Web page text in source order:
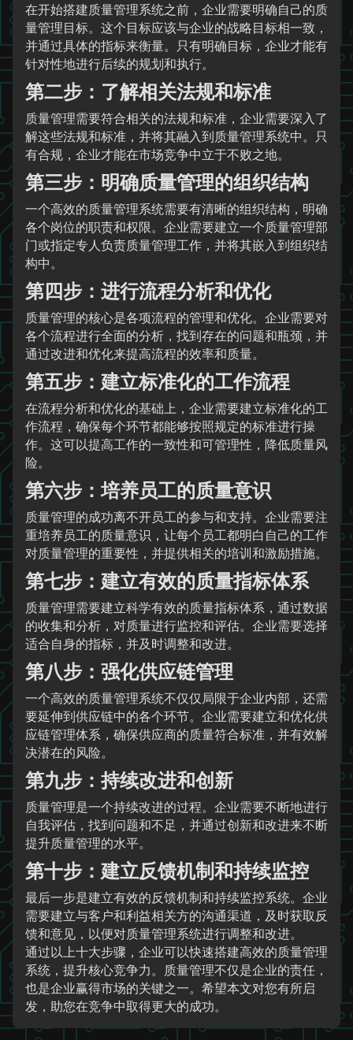
在开始搭建质量管理系统之前，企业需要明确自己的质
量管理目标。这个目标应该与企业的战略目标相一致，
并通过具体的指标来衡量。只有明确目标，企业才能有
针对性地进行后续的规划和执行。
第二步：了解相关法规和标准
质量管理需要符合相关的法规和标准，企业需要深入了
解这些法规和标准，并将其融入到质量管理系统中。只
有合规，企业才能在市场竞争中立于不败之地。
第三步：明确质量管理的组织结构
一个高效的质量管理系统需要有清晰的组织结构，明确
各个岗位的职责和权限。企业需要建立一个质量管理部
门或指定专人负责质量管理工作，并将其嵌入到组织结
构中。
第四步：进行流程分析和优化
质量管理的核心是各项流程的管理和优化。企业需要对
各个流程进行全面的分析，找到存在的问题和瓶颈，并
通过改进和优化来提高流程的效率和质量。
第五步：建立标准化的工作流程
在流程分析和优化的基础上，企业需要建立标准化的工
作流程，确保每个环节都能够按照规定的标准进行操
作。这可以提高工作的一致性和可管理性，降低质量风
险。
第六步：培养员工的质量意识
质量管理的成功离不开员工的参与和支持。企业需要注
重培养员工的质量意识，让每个员工都明白自己的工作
对质量管理的重要性，并提供相关的培训和激励措施。
第七步：建立有效的质量指标体系
质量管理需要建立科学有效的质量指标体系，通过数据
的收集和分析，对质量进行监控和评估。企业需要选择
适合自身的指标，并及时调整和改进。
第八步：强化供应链管理
一个高效的质量管理系统不仅仅局限于企业内部，还需
要延伸到供应链中的各个环节。企业需要建立和优化供
应链管理体系，确保供应商的质量符合标准，并有效解
决潜在的风险。
第九步：持续改进和创新
质量管理是一个持续改进的过程。企业需要不断地进行
自我评估，找到问题和不足，并通过创新和改进来不断
提升质量管理的水平。
第十步：建立反馈机制和持续监控
最后一步是建立有效的反馈机制和持续监控系统。企业
需要建立与客户和利益相关方的沟通渠道，及时获取反
馈和意见，以便对质量管理系统进行调整和改进。
通过以上十大步骤，企业可以快速搭建高效的质量管理
系统，提升核心竞争力。质量管理不仅是企业的责任，
也是企业赢得市场的关键之一。希望本文对您有所启
发，助您在竞争中取得更大的成功。